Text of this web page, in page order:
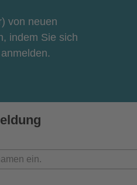
von neuen
indem Sie sich